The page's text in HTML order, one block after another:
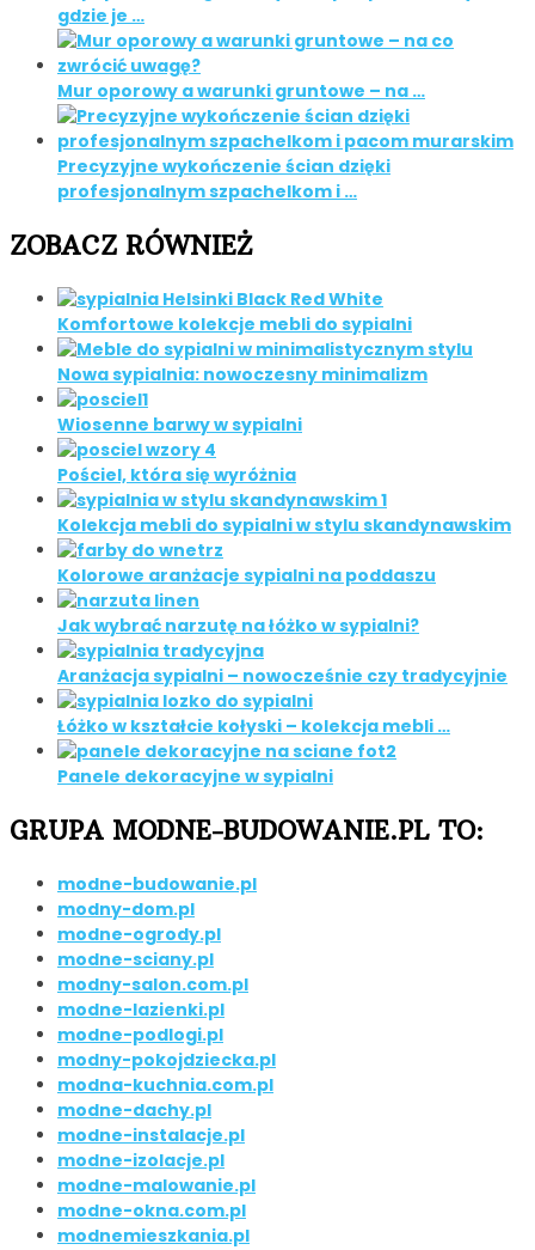
gdzie je …
Mur oporowy a warunki gruntowe – na …
Precyzyjne wykończenie ścian dzięki
profesjonalnym szpachelkom i …
ZOBACZ RÓWNIEŻ
Komfortowe kolekcje mebli do sypialni
Nowa sypialnia: nowoczesny minimalizm
Wiosenne barwy w sypialni
Pościel, która się wyróżnia
Kolekcja mebli do sypialni w stylu skandynawskim
Kolorowe aranżacje sypialni na poddaszu
Jak wybrać narzutę na łóżko w sypialni?
Aranżacja sypialni – nowocześnie czy tradycyjnie
Łóżko w kształcie kołyski – kolekcja mebli …
Panele dekoracyjne w sypialni
GRUPA MODNE-BUDOWANIE.PL TO:
modne-budowanie.pl
modny-dom.pl
modne-ogrody.pl
modne-sciany.pl
modny-salon.com.pl
modne-lazienki.pl
modne-podlogi.pl
modny-pokojdziecka.pl
modna-kuchnia.com.pl
modne-dachy.pl
modne-instalacje.pl
modne-izolacje.pl
modne-malowanie.pl
modne-okna.com.pl
modnemieszkania.pl